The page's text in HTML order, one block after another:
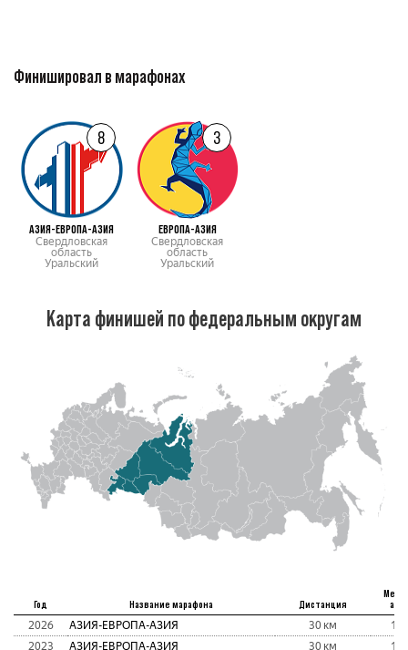
Финишировал в марафонах
8
АЗИЯ-ЕВРОПА-АЗИЯ
Свердловская
область
Уральский
3
ЕВРОПА-АЗИЯ
Свердловская
область
Уральский
Карта финишей по федеральным округам
Год Название марафона Дистанция
абс
2026 АЗИЯ-ЕВРОПА-АЗИЯ 30 км
16
2023
АЗИЯ-ЕВРОПА-АЗИЯ 30 км
14